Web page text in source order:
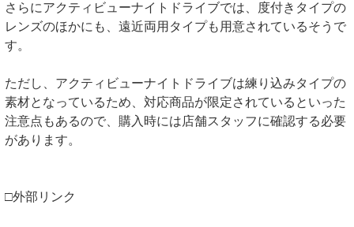
さらにアクティビューナイトドライブでは、度付きタイプの
レンズのほかにも、遠近両用タイプも用意されているそうで
す。
ただし、アクティビューナイトドライブは練り込みタイプの
素材となっているため、対応商品が限定されているといった
注意点もあるので、購入時には店舗スタッフに確認する必要
があります。
□外部リンク